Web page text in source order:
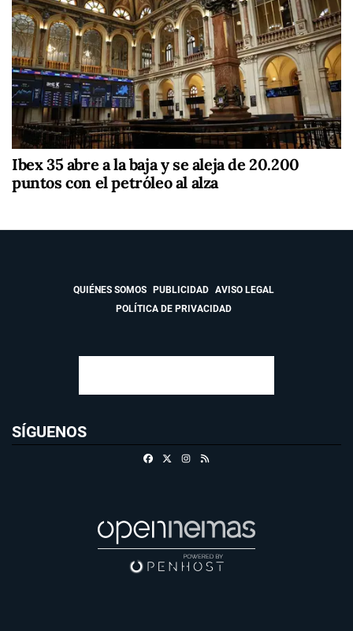
Ibex 35 abre a la baja y se aleja de 20.200
puntos con el petróleo al alza
QUIÉNES SOMOS PUBLICIDAD
AVISO LEGAL
POLÍTICA DE PRIVACIDAD
SÍGUENOS
FacebookInstagram